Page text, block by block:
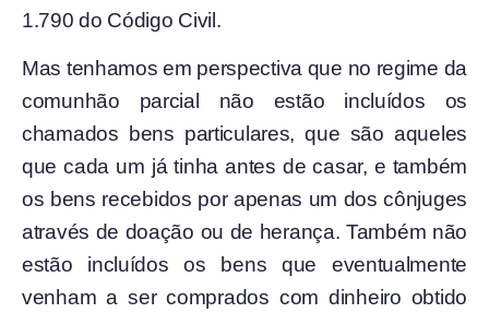
1.790 do Código Civil.
Mas tenhamos em perspectiva que no regime da
comunhão parcial não estão incluídos os
chamados bens particulares, que são aqueles
que cada um já tinha antes de casar, e também
os bens recebidos por apenas um dos cônjuges
através de doação ou de herança. Também não
estão incluídos os bens que eventualmente
venham a ser comprados com dinheiro obtido